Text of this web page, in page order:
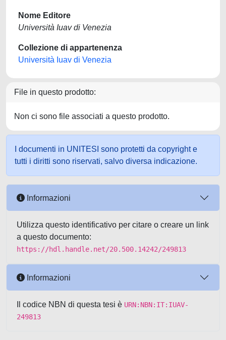
Nome Editore
Università Iuav di Venezia
Collezione di appartenenza
Università Iuav di Venezia
File in questo prodotto:
Non ci sono file associati a questo prodotto.
I documenti in UNITESI sono protetti da copyright e
tutti i diritti sono riservati, salvo diversa indicazione.
Informazioni
Utilizza questo identificativo per citare o creare un link
a questo documento:
https://hdl.handle.net/20.500.14242/249813
Informazioni
Il codice NBN di questa tesi è URN:NBN:IT:IUAV-
249813